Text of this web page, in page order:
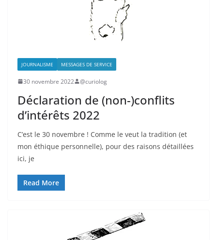
JOURNALISME MESSAGES DE SERVICE
30 novembre 2022 @curiolog
Déclaration de (non-)conflits
d’intérêts 2022
C’est le 30 novembre ! Comme le veut la tradition (et
mon éthique personnelle), pour des raisons détaillées
ici, je
Read More